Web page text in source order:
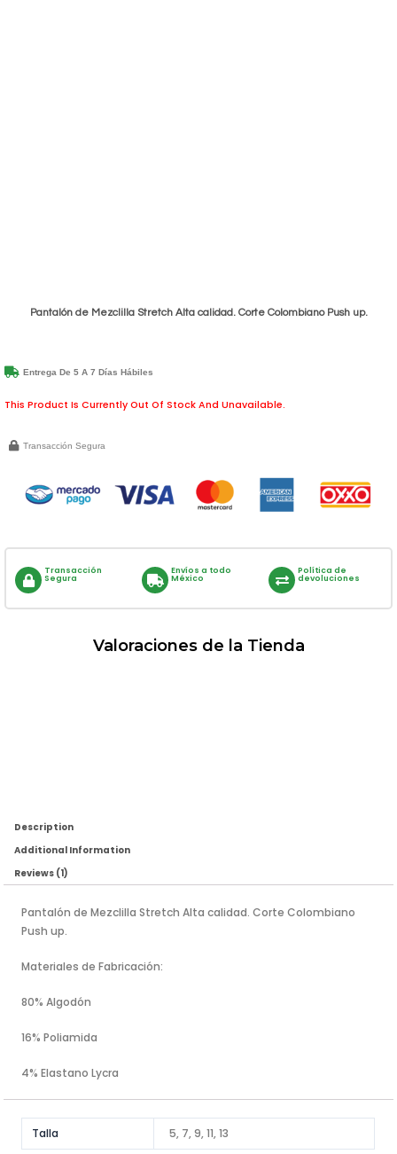
Pantalón de Mezclilla Stretch Alta calidad. Corte Colombiano Push up.
Entrega De 5 A 7 Días Hábiles
This Product Is Currently Out Of Stock And Unavailable.
Transacción Segura
Transacción
Segura
Envíos a todo
México
Política de
devoluciones
Description
Additional Information
Reviews (1)
Pantalón de Mezclilla Stretch Alta calidad. Corte Colombiano
Push up.
Materiales de Fabricación:
80% Algodón
16% Poliamida
4% Elastano Lycra
Talla 5, 7, 9, 11, 13
Valoraciones de la Tienda